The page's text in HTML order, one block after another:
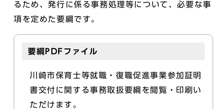
るため、発行に係る事務処理等について、必要な事
項を定めた要綱です。
要綱PDFファイル
川崎市保育士等就職・復職促進事業参加証明
書交付に関する事務取扱要綱を閲覧・印刷い
ただけます。